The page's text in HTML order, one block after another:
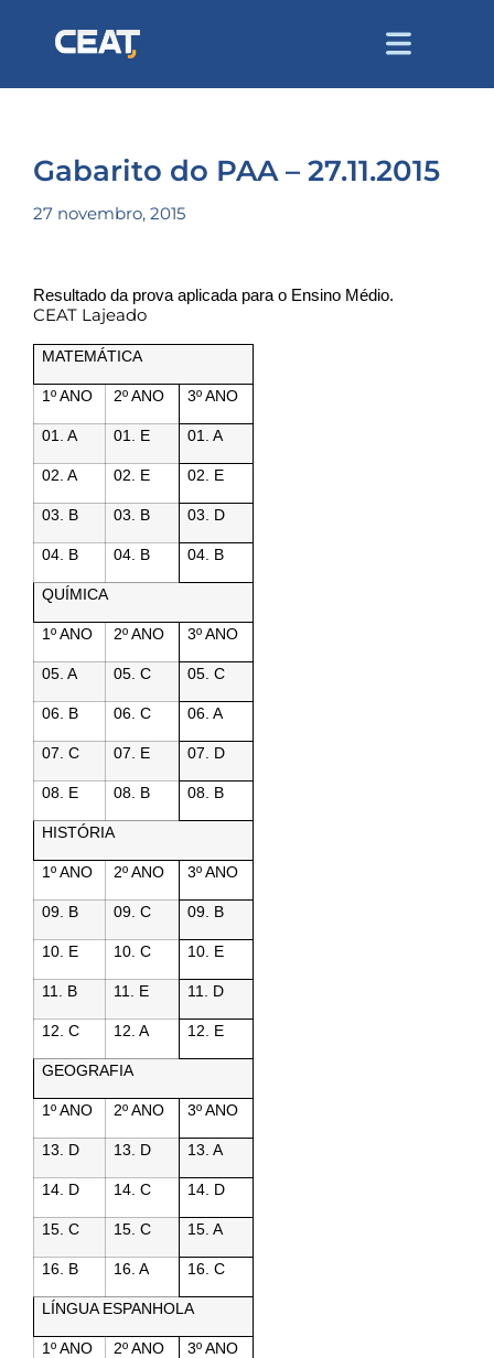
Gabarito do PAA – 27.11.2015
27 novembro, 2015
Resultado da prova aplicada para o Ensino Médio.
CEAT Lajeado
MATEMÁTICA
1º ANO 2º ANO 3º ANO
01. A 01. E 01. A
02. A 02. E 02. E
03. B 03. B 03. D
04. B 04. B 04. B
QUÍMICA
1º ANO 2º ANO 3º ANO
05. A 05. C 05. C
06. B 06. C 06. A
07. C 07. E 07. D
08. E 08. B 08. B
HISTÓRIA
1º ANO 2º ANO 3º ANO
09. B 09. C 09. B
10. E 10. C 10. E
11. B 11. E 11. D
12. C 12. A 12. E
GEOGRAFIA
1º ANO 2º ANO 3º ANO
13. D 13. D 13. A
14. D 14. C 14. D
15. C 15. C 15. A
16. B 16. A 16. C
LÍNGUA ESPANHOLA
1º ANO 2º ANO 3º ANO